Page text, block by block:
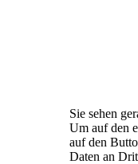
Sie sehen
Um auf den
auf den
Daten an